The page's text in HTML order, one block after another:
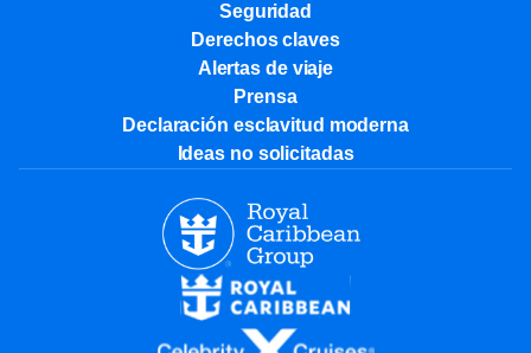
Seguridad
Derechos claves
Alertas de viaje
Prensa
Declaración esclavitud moderna
Ideas no solicitadas